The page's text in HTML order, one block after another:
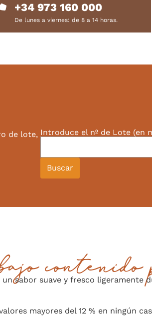
+34 973 160 000
De lunes a viernes: de 8 a 14 horas.
de lote, Introduce el nº de Lote (en
Buscar
sabor suave y fresco ligeramente
mayores del 12 % en ningún